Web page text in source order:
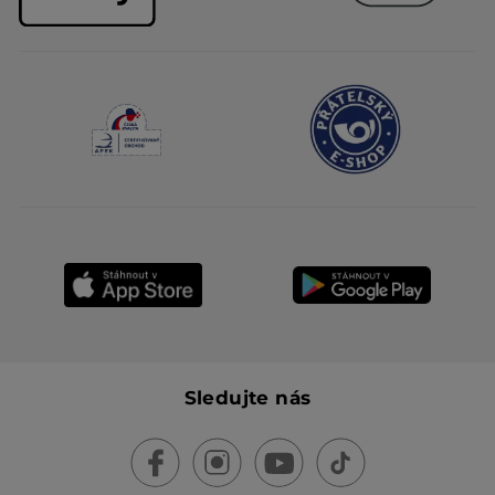
Sledujte nás